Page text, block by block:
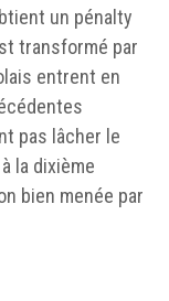
un pénalty
transformé par
entrent en
pas lâcher le
la dixième
bien menée par